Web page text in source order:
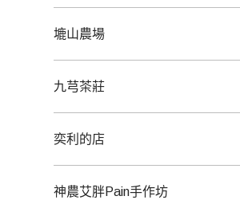
塶山農場
九芎茶莊
奕利的店
神農艾胖Pain手作坊